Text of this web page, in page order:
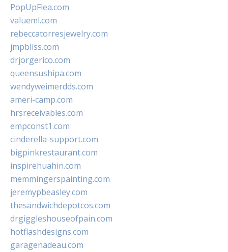
PopUpFlea.com
valueml.com
rebeccatorresjewelry.com
jmpbliss.com
drjorgerico.com
queensushipa.com
wendyweimerdds.com
ameri-camp.com
hrsreceivables.com
empconst1.com
cinderella-support.com
bigpinkrestaurant.com
inspirehuahin.com
memmingerspainting.com
jeremypbeasley.com
thesandwichdepotcos.com
drgiggleshouseofpain.com
hotflashdesigns.com
garagenadeau.com